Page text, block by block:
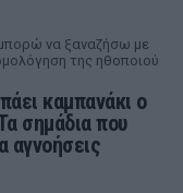
να ξαναζήσω με
της ηθοποιού
καμπανάκι ο
σημάδια που
αγνοήσεις